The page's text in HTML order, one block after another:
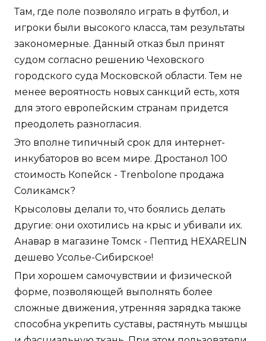
Там, где поле позволяло играть в футбол, и
игроки были высокого класса, там результаты
закономерные. Данный отказ был принят
судом согласно решению Чеховского
городского суда Московской области. Тем не
менее вероятность новых санкций есть, хотя
для этого европейским странам придется
преодолеть разногласия.
Это вполне типичный срок для интернет-
инкубаторов во всем мире. Дростанол 100
стоимость Копейск - Trenbolone продажа
Соликамск?
Крысоловы делали то, что боялись делать
другие: они охотились на крыс и убивали их.
Анавар в магазине Томск - Пептид HEXARELIN
дешево Усолье-Сибирское!
При хорошем самочувствии и физической
форме, позволяющей выполнять более
сложные движения, утренняя зарядка также
способна укрепить суставы, растянуть мышцы